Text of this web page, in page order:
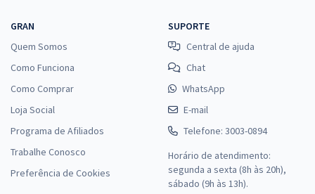
GRAN
Quem Somos
Como Funciona
Como Comprar
Loja Social
Programa de Afiliados
Trabalhe Conosco
Preferência de Cookies
SUPORTE
Central de ajuda
Chat
WhatsApp
E-mail
Telefone: 3003-0894
Horário de atendimento:
segunda a sexta (8h às 20h),
sábado (9h às 13h).